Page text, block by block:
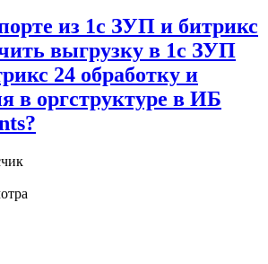
из 1с ЗУП и битрикс
выгрузку в 1с ЗУП
24 обработку и
в оргструктуре в ИБ